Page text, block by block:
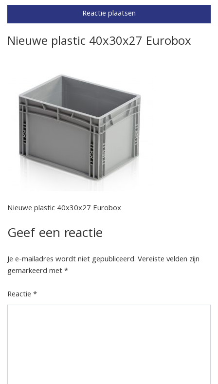
Nieuwe plastic 40x30x27 Eurobox
Nieuwe plastic 40x30x27 Eurobox
Geef een reactie
Je e-mailadres wordt niet gepubliceerd.Vereiste velden zijn
gemarkeerd met*
Reactie*